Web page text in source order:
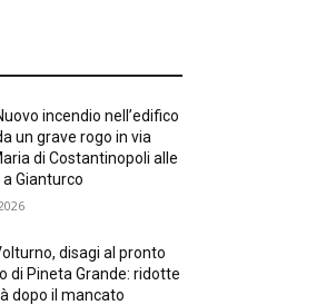
incendio nell’edifico
un grave rogo in via
di Costantinopoli alle
a Gianturco
disagi al pronto
di Pineta Grande: ridotte
dopo il mancato